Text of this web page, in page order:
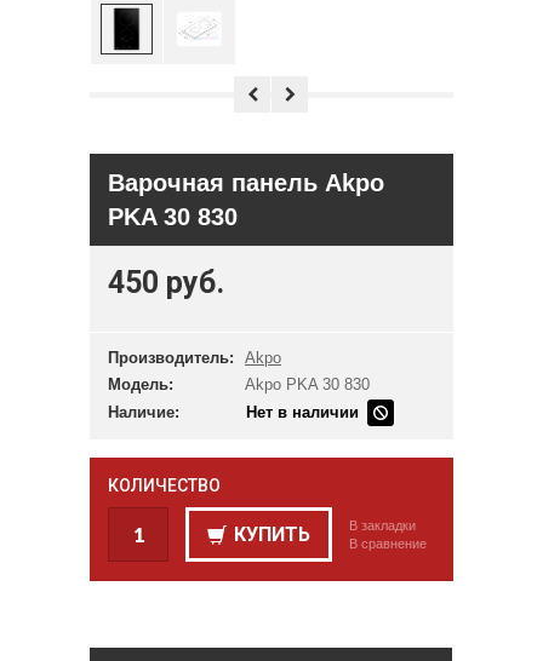
Варочная панель Akpo
PKA 30 830
450 руб.
Производитель:
Akpo
Модель:
Akpo PKA 30 830
Наличие:
Нет в наличии
КОЛИЧЕСТВО
КУПИТЬ
В закладки
В сравнение